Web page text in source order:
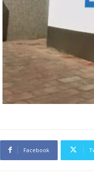
Facebook